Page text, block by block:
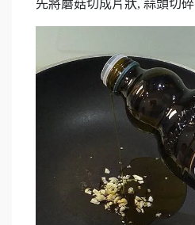
先將蘑菇切成片狀, 蒜頭切碎